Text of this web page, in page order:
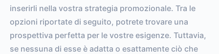
inserirli nella vostra strategia promozionale. Tra le
opzioni riportate di seguito, potrete trovare una
prospettiva perfetta per le vostre esigenze. Tuttavia,
se nessuna di esse è adatta o esattamente ciò che